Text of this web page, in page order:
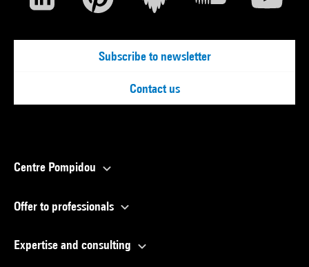
Subscribe to newsletter
Contact us
Centre Pompidou
Offer to professionals
Expertise and consulting